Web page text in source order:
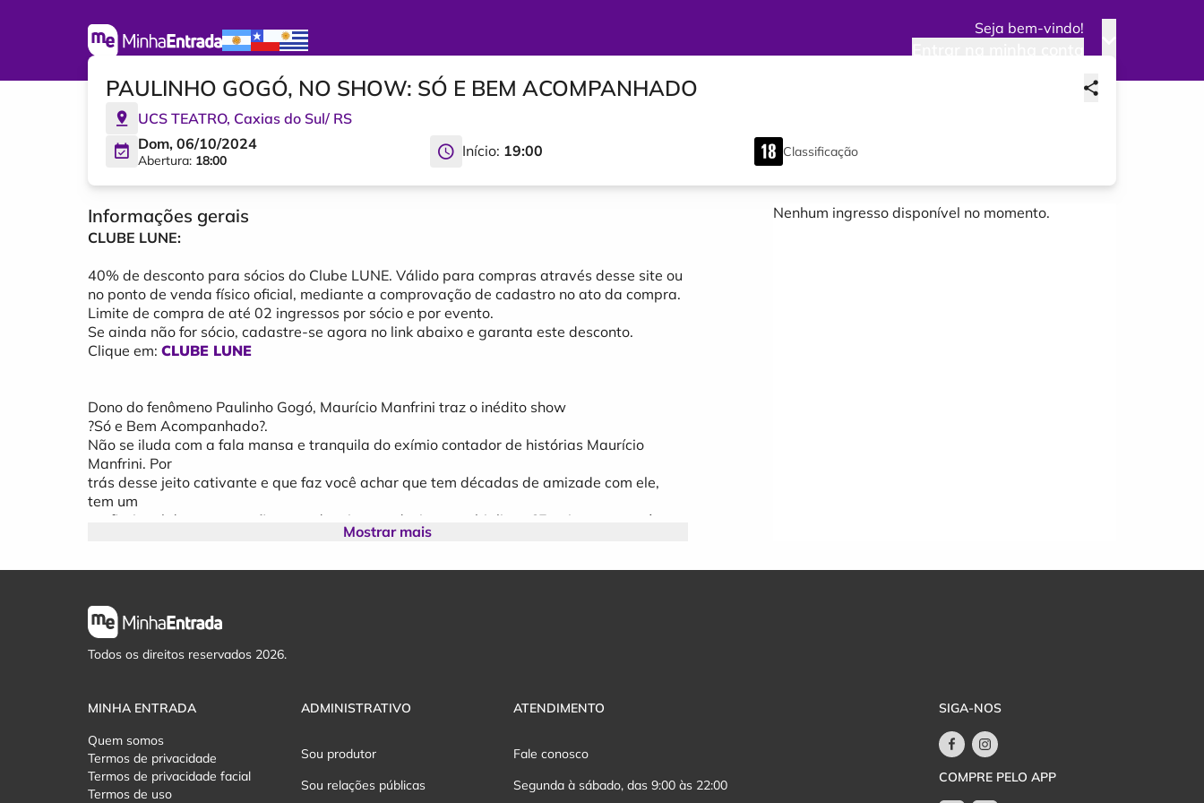
Seja bem-vindo!
PAULINHO GOGÓ, NO SHOW: SÓ E BEM ACOMPANHADO
UCS TEATRO, Caxias do Sul/ RS
Dom, 06/10/2024
Abertura: 18:00
Início: 19:00 Classificação
Informações gerais
CLUBE LUNE:
40% de desconto para sócios do Clube LUNE. Válido para compras através desse site ou
no ponto de venda físico oficial, mediante a comprovação de cadastro no ato da compra.
Limite de compra de até 02 ingressos por sócio e por evento.
Se ainda não for sócio, cadastre-se agora no link abaixo e garanta este desconto.
Clique em: CLUBE LUNE
Dono do fenômeno Paulinho Gogó, Maurício Manfrini traz o inédito show
?Só e Bem Acompanhado?.
Não se iluda com a fala mansa e tranquila do exímio contador de histórias Maurício
Manfrini. Por
trás desse jeito cativante e que faz você achar que tem décadas de amizade com ele,
tem um
profissional da arte que não para de criar, produzir, se multiplicar. ?Em time que está
encerrou a longa temporada, Manfrini não pensou em descanso. Pegou o gancho de um
filme
seu - ainda inédito, para a Amazon - ?Top Love - Só e Bem Acompanhado? - e criou a
sozinho.
perder sua
Nega Juju para outro, Gogó não passa muito tempo na solidão. Afinal, os muitos amigos
que
Mostrar mais
Nenhum ingresso disponível no momento.
Todos os direitos reservados 2026.
MINHA ENTRADA
Quem somos
Termos de privacidade
Termos de privacidade facial
Termos de uso
ADMINISTRATIVO
Sou produtor
Sou relações públicas
ATENDIMENTO
Fale conosco
Segunda à sábado, das 9:00 às 22:00
SIGA-NOS
COMPRE PELO APP